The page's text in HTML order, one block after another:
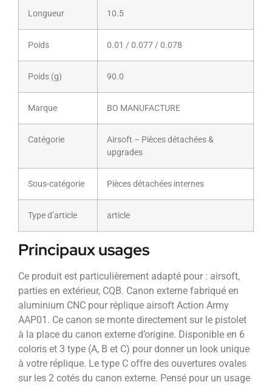
Longueur 10.5
Poids 0.01 / 0.077 / 0.078
Poids (g) 90.0
Marque BO MANUFACTURE
Catégorie
Airsoft – Pièces détachées &
upgrades
Sous-catégorie Pièces détachées internes
Type d’article article
Principaux usages
Ce produit est particulièrement adapté pour : airsoft,
parties en extérieur, CQB. Canon externe fabriqué en
aluminium CNC pour réplique airsoft Action Army
AAP01. Ce canon se monte directement sur le pistolet
à la place du canon externe d’origine. Disponible en 6
coloris et 3 type (A, B et C) pour donner un look unique
à votre réplique. Le type C offre des ouvertures ovales
sur les 2 cotés du canon externe. Pensé pour un usage